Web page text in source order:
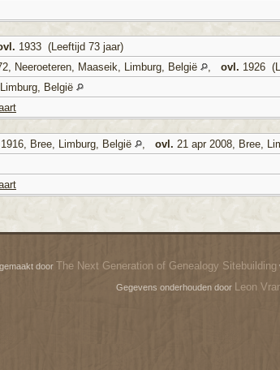
1933 (Leeftijd 73 jaar)
Neeroeteren, Maaseik, Limburg, België , ovl. 1926
België
Bree, Limburg, België , ovl. 21 apr 2008, Bree,
door The Next Generation of Genealogy Sitebuilding
Gegevens onderhouden door Leon